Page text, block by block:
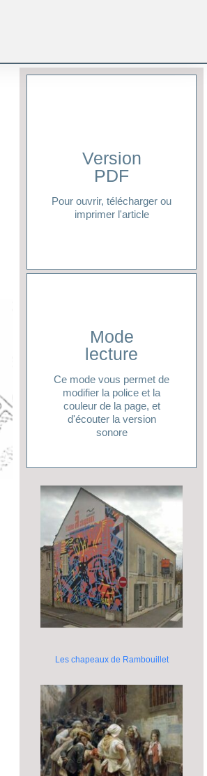
Version
PDF
Pour ouvrir, télécharger ou
imprimer l'article
Cliquer ici
Mode
lecture
Ce mode vous permet de
modifier la police et la
couleur de la page, et
d'écouter la version
sonore
Vous avez besoin d'aide
pour accéder à votre mode
lecture ?
Cliquer ici
Les chapeaux de Rambouillet